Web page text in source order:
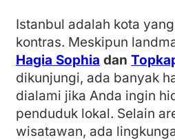
Istanbul adalah kota
kontras. Meskipun
Hagia Sophia dan
dikunjungi, ada banyak
dialami jika Anda ingin
penduduk lokal. Selain
wisatawan, ada